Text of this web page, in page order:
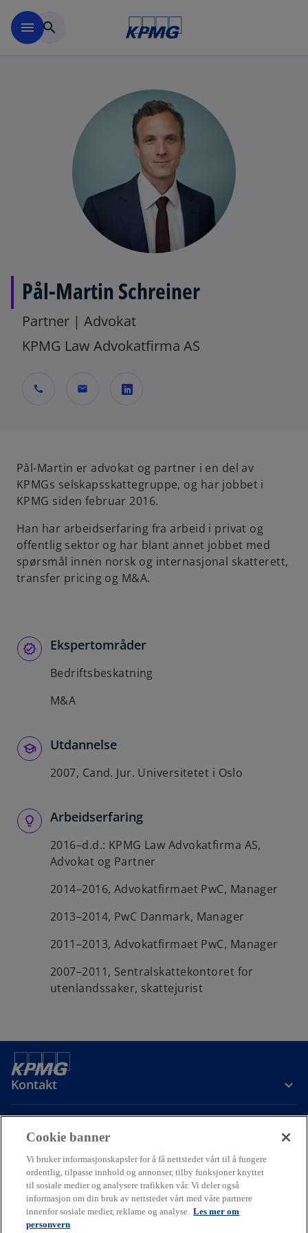
menu search
Pål-Martin Schreiner
Partner | Advokat
KPMG Law Advokatfirma AS
call mail
n
s
i
a
n
e
w
Pål-Martin er advokat og partner i en del av
KPMGs selskapsskattegruppe, og har jobbet i
KPMG siden februar 2016.
Han har arbeidserfaring fra arbeid i privat og
offentlig sektor og har blant annet jobbet med
spørsmål innen norsk og internasjonal skatterett,
transfer pricing og M&A.
Ekspertområder
Bedriftsbeskatning
M&A
Utdannelse
2007, Cand. Jur. Universitetet i Oslo
Arbeidserfaring
2016–d.d.: KPMG Law Advokatfirma AS,
Advokat og Partner
2014–2016, Advokatfirmaet PwC, Manager
2013–2014, PwC Danmark, Manager
2011–2013, Advokatfirmaet PwC, Manager
2007–2011, Sentralskattekontoret for
utenlandssaker, skattejurist
Kontakt
Om oss
Karriere
o
o
p
o
p
Cookie banner
Vi bruker informasjonskapsler for å få nettstedet vårt til å fungere
ordentlig, tilpasse innhold og annonser, tilby funksjoner knyttet
til sosiale medier og analysere trafikken vår. Vi deler også
informasjon om din bruk av nettstedet vårt med våre partnere
innenfor sosiale medier, reklame og analyse. Les mer om
personvern